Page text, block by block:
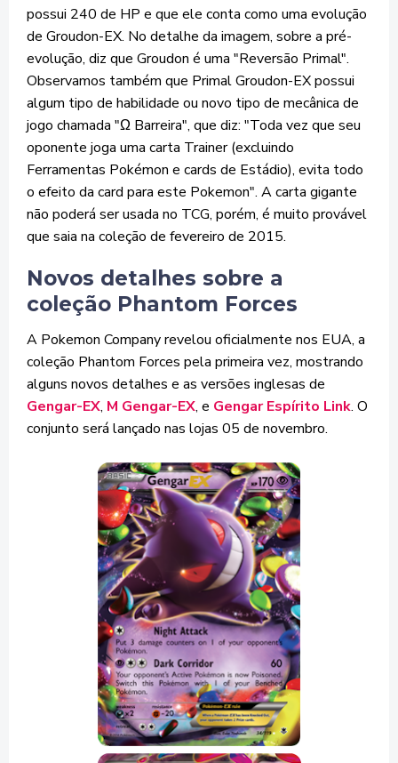
possui 240 de HP e que ele conta como uma evolução
de Groudon-EX. No detalhe da imagem, sobre a pré-
evolução, diz que Groudon é uma "Reversão Primal".
Observamos também que Primal Groudon-EX possui
algum tipo de habilidade ou novo tipo de mecânica de
jogo chamada "Ω Barreira", que diz: "Toda vez que seu
oponente joga uma carta Trainer (excluindo
Ferramentas Pokémon e cards de Estádio), evita todo
o efeito da card para este Pokemon". A carta gigante
não poderá ser usada no TCG, porém, é muito provável
que saia na coleção de fevereiro de 2015.
Novos detalhes sobre a
coleção Phantom Forces
A Pokemon Company revelou oficialmente nos EUA, a
coleção Phantom Forces pela primeira vez, mostrando
alguns novos detalhes e as versões inglesas de
Gengar-EX, M Gengar-EX, e Gengar Espírito Link. O
conjunto será lançado nas lojas 05 de novembro.